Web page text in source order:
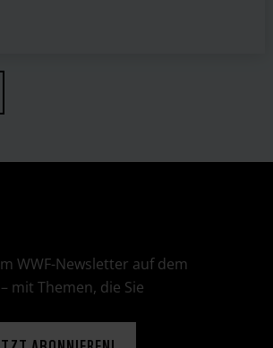
WWF-Newsletter auf dem
mit Themen, die Sie